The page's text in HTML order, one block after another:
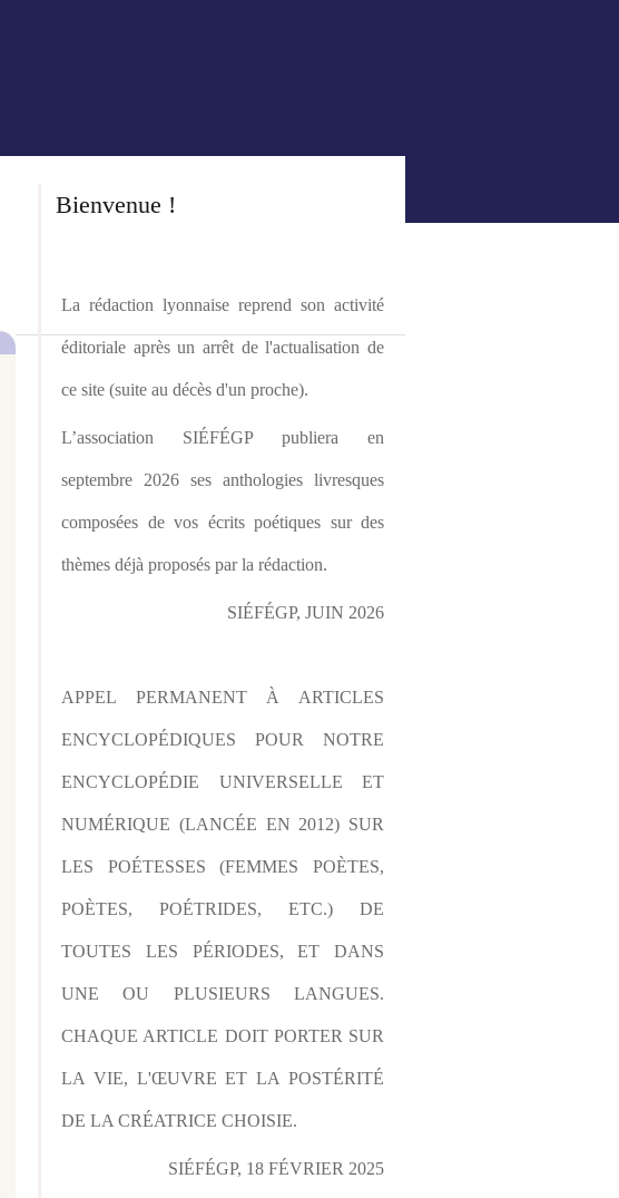
Bienvenue !
La rédaction lyonnaise reprend son activité
éditoriale après un arrêt de l'actualisation de
ce site (suite au décès d'un proche).
L’association SIÉFÉGP publiera en
septembre 2026 ses anthologies livresques
composées de vos écrits poétiques sur des
thèmes déjà proposés par la rédaction.
SIÉFÉGP, JUIN 2026
APPEL PERMANENT À ARTICLES
ENCYCLOPÉDIQUES POUR NOTRE
ENCYCLOPÉDIE UNIVERSELLE ET
NUMÉRIQUE (LANCÉE EN 2012) SUR
LES POÉTESSES (FEMMES POÈTES,
POÈTES, POÉTRIDES, ETC.) DE
TOUTES LES PÉRIODES, ET DANS
UNE OU PLUSIEURS LANGUES.
CHAQUE ARTICLE DOIT PORTER SUR
LA VIE, L'ŒUVRE ET LA POSTÉRITÉ
DE LA CRÉATRICE CHOISIE.
SIÉFÉGP, 18 FÉVRIER 2025